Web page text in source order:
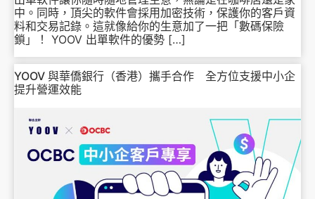
中。同時，頂尖的軟件會採用加密技術，保護你的客戶資
料和交易記錄。這就像給你的生意加了一把「數碼保險
鎖」！ YOOV 出單軟件的優勢 […]
YOOV 與華僑銀行（香港）攜手合作 全方位支援中小企
提升營運效能